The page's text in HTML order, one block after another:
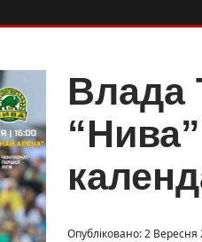
Влада
Опубліковано: 2 Вересня